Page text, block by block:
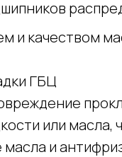
и качеством
ГБЦ
или масла,
и